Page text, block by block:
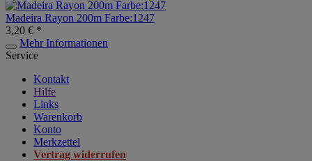
Madeira Rayon 200m Farbe:1247
3,20 € *
Mehr Informationen
Service
Kontakt
Hilfe
Links
Warenkorb
Konto
Merkzettel
Vertrag widerrufen